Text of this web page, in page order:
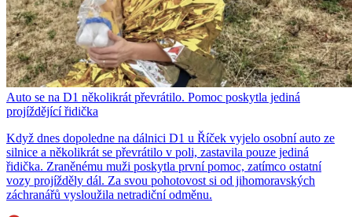
Auto se na D1 několikrát převrátilo. Pomoc poskytla jediná
projíždějící řidička
Když dnes dopoledne na dálnici D1 u Říček vyjelo osobní auto ze
silnice a několikrát se převrátilo v poli, zastavila pouze jediná
řidička. Zraněnému muži poskytla první pomoc, zatímco ostatní
vozy projížděly dál. Za svou pohotovost si od jihomoravských
záchranářů vysloužila netradiční odměnu.